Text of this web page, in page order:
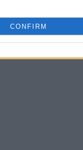
CONFIRM